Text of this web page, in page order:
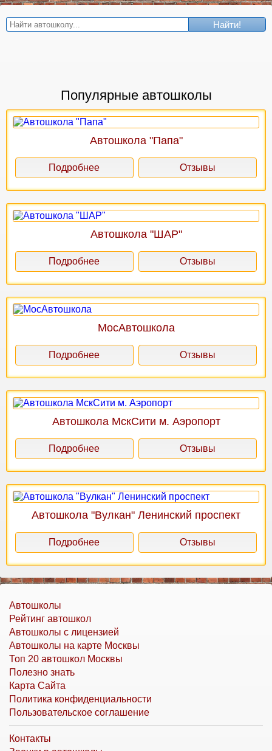
Найти!
Популярные автошколы
Автошкола "Папа"
Подробнее Отзывы
Автошкола "ШАР"
Подробнее Отзывы
МосАвтошкола
Подробнее Отзывы
Автошкола МскСити м. Аэропорт
Подробнее Отзывы
Автошкола "Вулкан" Ленинский проспект
Подробнее Отзывы
Автошколы
Рейтинг автошкол
Автошколы с лицензией
Автошколы на карте Москвы
Топ 20 автошкол Москвы
Полезно знать
Карта Сайта
Политика конфиденциальности
Пользовательское соглашение
Контакты